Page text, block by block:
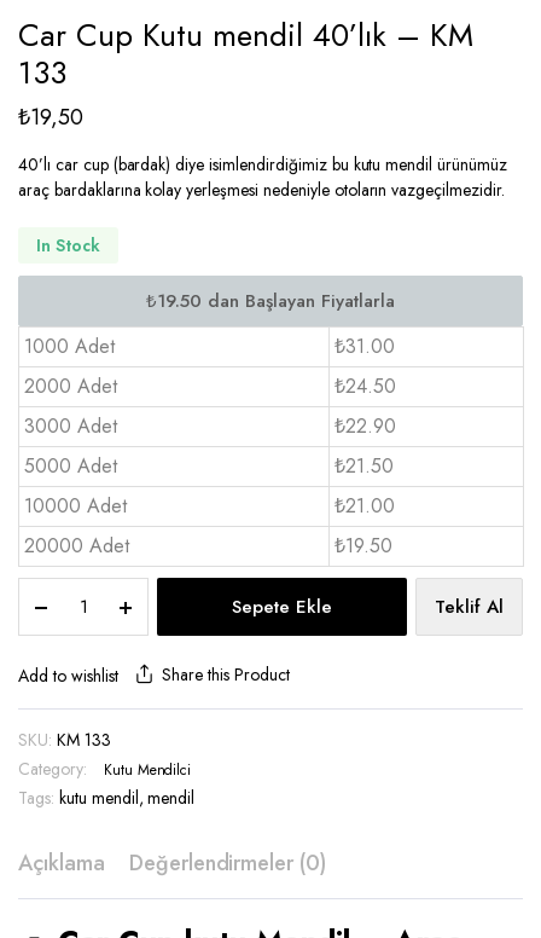
Car Cup Kutu mendil 40’lık – KM
133
₺19,50
40’lı car cup (bardak) diye isimlendirdiğimiz bu kutu mendil ürünümüz
araç bardaklarına kolay yerleşmesi nedeniyle otoların vazgeçilmezidir.
In Stock
1000 Adet
₺31.00
2000 Adet
₺24.50
3000 Adet
₺22.90
5000 Adet
₺21.50
10000 Adet
₺21.00
20000 Adet
₺19.50
Cup
Kutu
mendil
KM
133
quantity
Sepete Ekle Teklif Al
Add to wishlist Share this Product
SKU: KM 133
Category:
Kutu Mendilci
Tags: kutu mendil,mendil
Açıklama Değerlendirmeler (0)